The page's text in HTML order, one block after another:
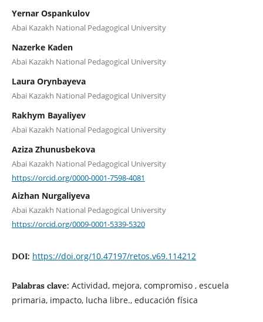
Yernar Ospankulov
Abai Kazakh National Pedagogical University
Nazerke Kaden
Abai Kazakh National Pedagogical University
Laura Orynbayeva
Abai Kazakh National Pedagogical University
Rakhym Bayaliyev
Abai Kazakh National Pedagogical University
Aziza Zhunusbekova
Abai Kazakh National Pedagogical University
https://orcid.org/0000-0001-7598-4081
Aizhan Nurgaliyeva
Abai Kazakh National Pedagogical University
https://orcid.org/0009-0001-5339-5320
DOI: https://doi.org/10.47197/retos.v69.114212
Palabras clave: Actividad, mejora, compromiso , escuela
primaria, impacto, lucha libre., educación física